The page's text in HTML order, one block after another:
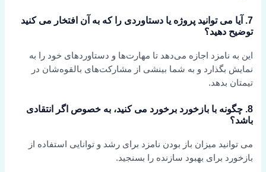
7. آیا می توانید پروژه یا دستاوردی را که به آن افتخار می کنید
توضیح دهید؟
این به نامزد اجازه می‌دهد تا مهارت‌ها و دستاوردهای خود را به
نمایش بگذارد و به شما بینشی از مشارکت‌های بالقوه‌شان در
تیمتان بدهد.
8. چگونه با بازخورد برخورد می کنید، به خصوص اگر انتقادی
باشد؟
می توانید میزان باز بودن نامزد برای رشد و توانایی استفاده از
بازخورد برای بهبود سازنده را بسنجید.